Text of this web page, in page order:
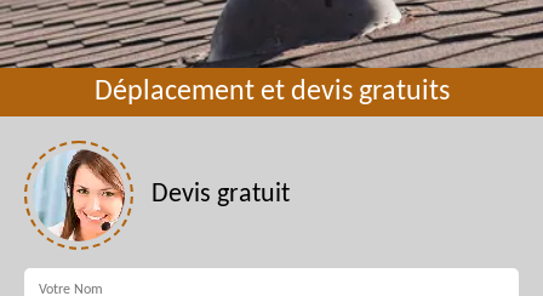
Déplacement et devis gratuits
Devis gratuit